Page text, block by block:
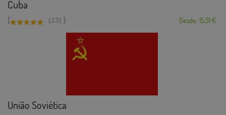
Cuba
[ (13) ] Desde: 15,31 €
União Soviética